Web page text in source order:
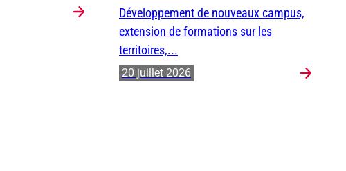
Développement de nouveaux campus,
extension de formations sur les
territoires,...
20 juillet 2026